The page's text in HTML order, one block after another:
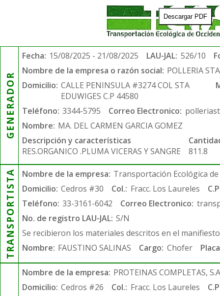
Descargar PDF
GENERADOR
Fecha: 15/08/2025 - 21/08/2025 LAU-JAL: 526/10
Nombre de la empresa o razón social: POLLERIA
Domicilio: CALLE PENINSULA #3274 COL STA
EDUWIGES C.P 44580
Teléfono: 3344-5795 Correo Electronico:
Nombre: MA. DEL CARMEN GARCIA GOMEZ
Descripción y características
RES.ORGANICO .PLUMA VICERAS Y SANGRE
811.8
TRANSPORTISTA Nombre de la empresa: Transportación Ecológica de
Domicilio: Cedros #30 Col.: Fracc. Los Laureles
Teléfono: 33-3161-6042 Correo Electronico:
No. de registro LAU-JAL: S/N
Se recibieron los materiales descritos en el
Nombre: FAUSTINO SALINAS Cargo: Chofer
Nombre de la empresa: PROTEINAS COMPLETAS,
Domicilio: Cedros #26 Col.: Fracc. Los Laureles